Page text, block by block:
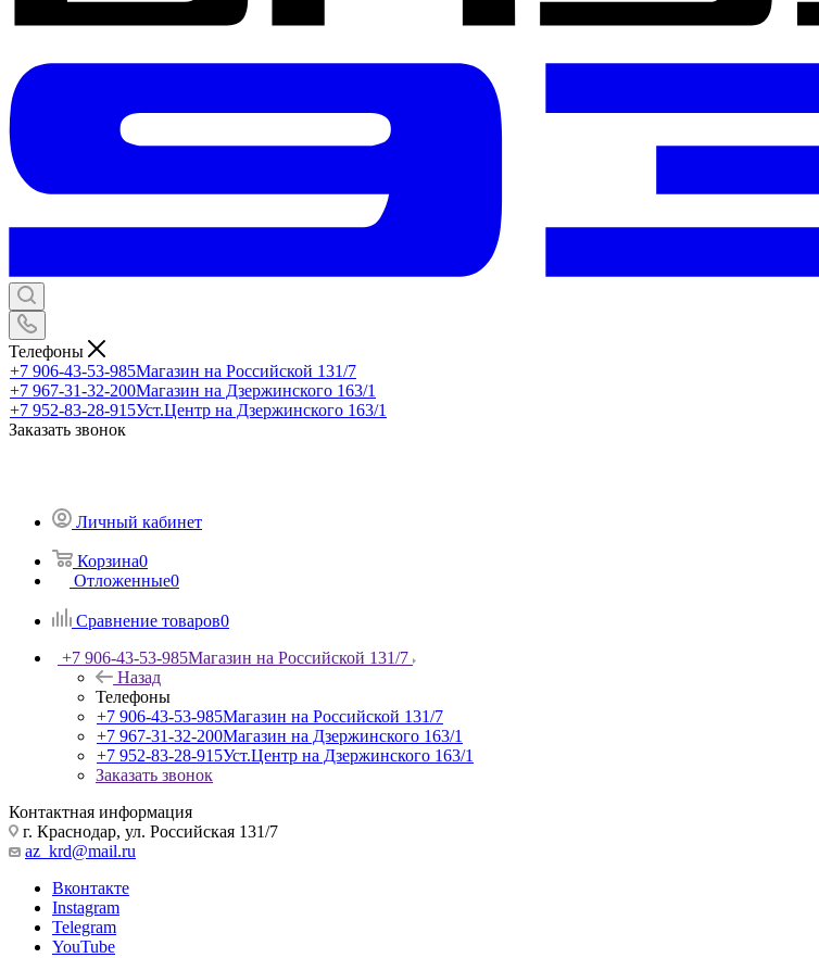
Телефоны
+7 906-43-53-985Магазин на Российской 131/7
+7 967-31-32-200Магазин на Дзержинского 163/1
+7 952-83-28-915Уст.Центр на Дзержинского 163/1
Заказать звонок
Личный кабинет
Корзина0
Отложенные0
Сравнение товаров0
+7 906-43-53-985Магазин на Российской 131/7
Назад
Телефоны
+7 906-43-53-985Магазин на Российской 131/7
+7 967-31-32-200Магазин на Дзержинского 163/1
+7 952-83-28-915Уст.Центр на Дзержинского 163/1
Заказать звонок
Контактная информация
г. Краснодар, ул. Российская 131/7
az_krd@mail.ru
Вконтакте
Instagram
Telegram
YouTube